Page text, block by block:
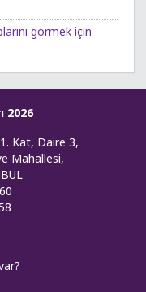
görmek için
2026
Kat, Daire 3,
Mahallesi,